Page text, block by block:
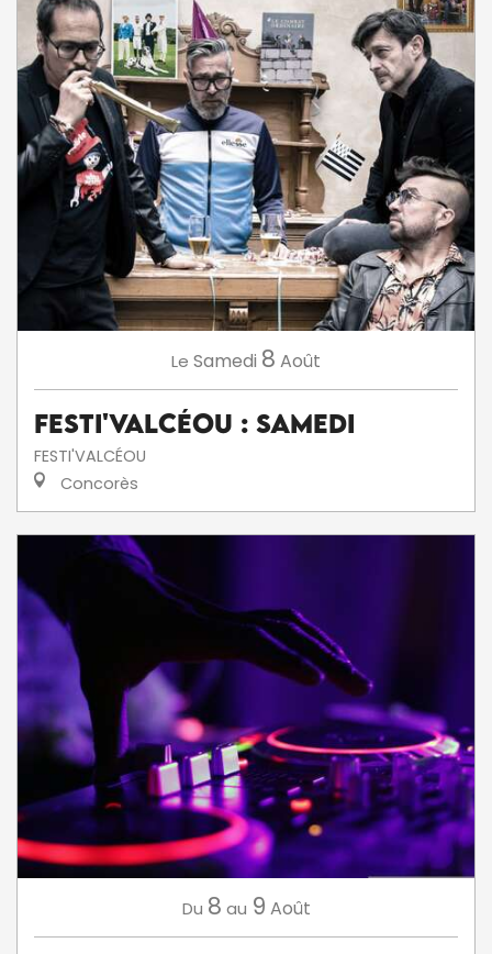
Le Samedi 8 Août
Festi'ValCéou : Samedi
FESTI'VALCÉOU
Concorès
Du 8 au 9 Août